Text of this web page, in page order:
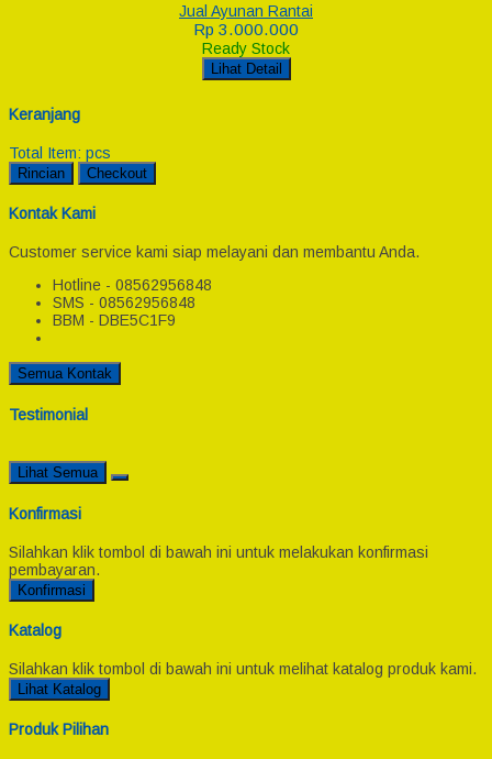
Jual Ayunan Rantai
Rp 3.000.000
Ready Stock
Lihat Detail
Keranjang
Total Item: pcs
Rincian Checkout
Kontak Kami
Customer service kami siap melayani dan membantu Anda.
Hotline - 08562956848
SMS - 08562956848
BBM - DBE5C1F9
Semua Kontak
Testimonial
Lihat Semua
Konfirmasi
Silahkan klik tombol di bawah ini untuk melakukan konfirmasi
pembayaran.
Konfirmasi
Katalog
Silahkan klik tombol di bawah ini untuk melihat katalog produk kami.
Lihat Katalog
Produk Pilihan